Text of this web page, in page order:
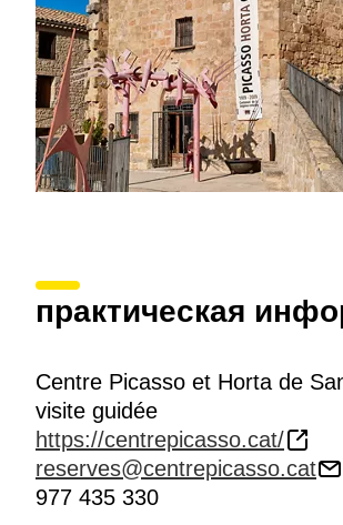
La visita guiada dura dos horas y
días de la semana, excepto lunes,
de disponibilidad de plazas.
Gratis para niños hasta 7 años.
Accesibilidad: Personas con silla de
personas con movilidad reducida: No.
практическая
Centre Picasso et Horta de
visite guidée
https://centrepicasso.cat/
reserves@centrepicasso.cat
977 435 330